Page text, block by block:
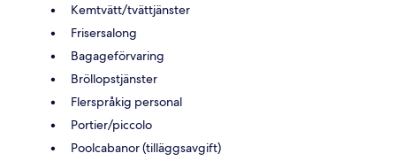
Kemtvätt/tvättjänster
Frisersalong
Bagageförvaring
Bröllopstjänster
Flerspråkig personal
Portier/piccolo
Poolcabanor (tilläggsavgift)